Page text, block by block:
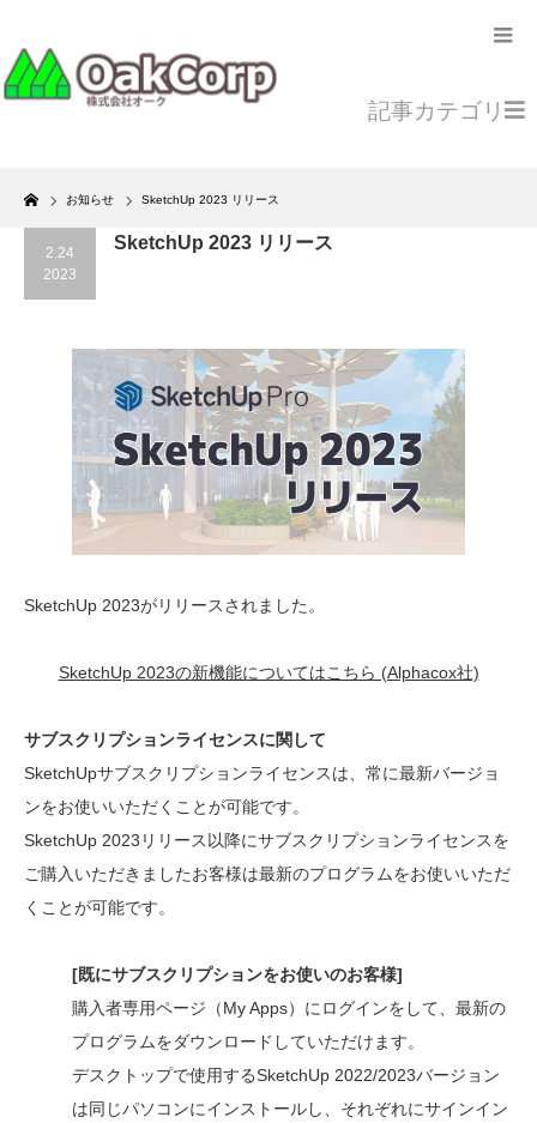
Home
お知らせ SketchUp 2023 リリース
記事カテゴリ
2.24
2023
SketchUp 2023 リリース
SketchUp 2023がリリースされました。
SketchUp 2023の新機能についてはこちら (Alphacox社)
サブスクリプションライセンスに関して
SketchUpサブスクリプションライセンスは、常に最新バージョ
ンをお使いいただくことが可能です。
SketchUp 2023リリース以降にサブスクリプションライセンスを
ご購入いただきましたお客様は最新のプログラムをお使いいただ
くことが可能です。
[既にサブスクリプションをお使いのお客様]
購入者専用ページ（My Apps）にログインをして、最新の
プログラムをダウンロードしていただけます。
デスクトップで使用するSketchUp 2022/2023バージョン
は同じパソコンにインストールし、それぞれにサインイン